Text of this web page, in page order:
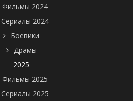
Фильмы 2024
Сериалы 2024
Боевики
Драмы
2025
Фильмы 2025
Сериалы 2025